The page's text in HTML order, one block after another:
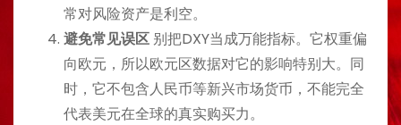
常对风险资产是利空。
避免常见误区别把DXY当成万能指标。它权重偏
向欧元，所以欧元区数据对它的影响特别大。同
时，它不包含人民币等新兴市场货币，不能完全
代表美元在全球的真实购买力。